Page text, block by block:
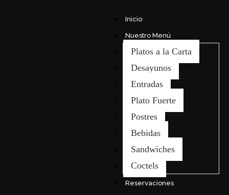
Inicio
Nuestro Menú
Platos a la Carta
Desayunos
Entradas
Plato Fuerte
Postres
Bebidas
Sandwiches
Coctels
Reservaciones